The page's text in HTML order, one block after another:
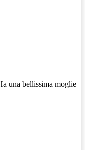
una bellissima moglie